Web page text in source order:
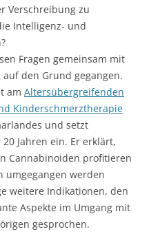
werden
weitere Indikationen, den
Aspekte im Umgang mit
gesprochen.
go.amboss.com/podcast
blog.amboss.com/de
im AMBOSS Kapitel:
Podcast an, der
Alle zwei Wochen am